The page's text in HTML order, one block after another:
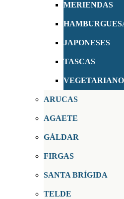
MERIENDAS
JAPONESES
TASCAS
ARUCAS
AGAETE
GÁLDAR
FIRGAS
SANTA BRÍGIDA
TELDE